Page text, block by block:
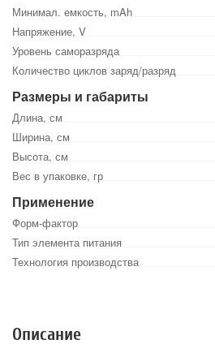
Минимал. емкость, mAh
Напряжение, V
Уровень саморазряда
Количество циклов заряд/разряд
Размеры и габариты
Длина, см
Ширина, см
Высота, см
Вес в упаковке, гр
Применение
Форм-фактор
Тип элемента питания
Технология производства
Описание